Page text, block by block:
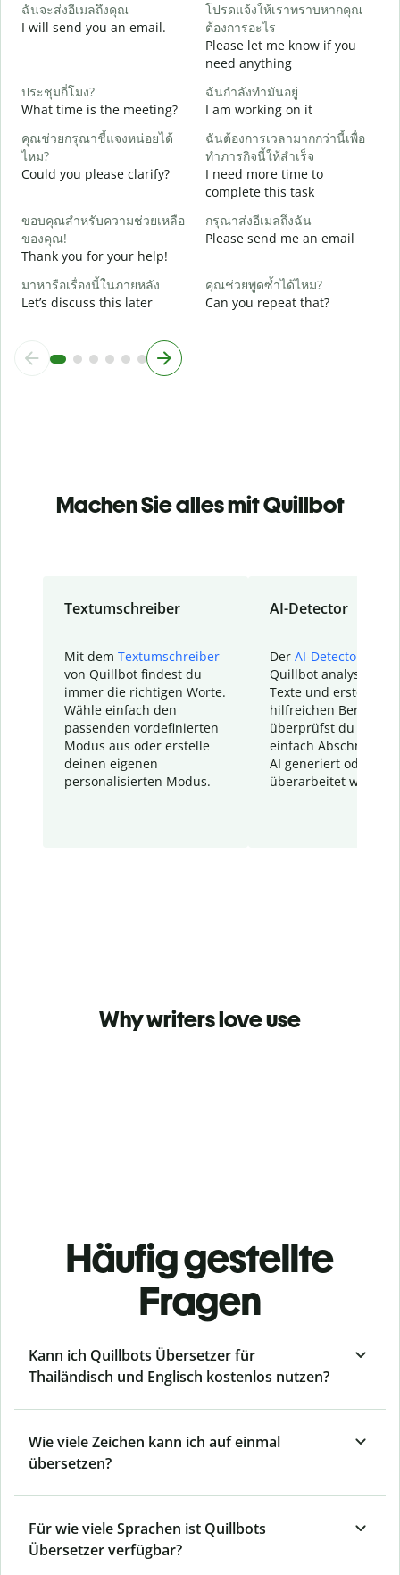
ฉันจะส่งอีเมลถึงคุณ
I will send you an email.
โปรดแจ้งให้เราทราบหากคุณ
ต้องการอะไร
Please let me know if you
need anything
ประชุมกี่โมง?
What time is the meeting?
ฉันกำลังทำมันอยู่
I am working on it
คุณช่วยกรุณาชี้แจงหน่อยได้
ไหม?
Could you please clarify?
ฉันต้องการเวลามากกว่านี้เพื่อ
ทำภารกิจนี้ให้สำเร็จ
I need more time to
complete this task
ขอบคุณสำหรับความช่วยเหลือ
ของคุณ!
Thank you for your help!
กรุณาส่งอีเมลถึงฉัน
Please send me an email
มาหารือเรื่องนี้ในภายหลัง
Let’s discuss this later
คุณช่วยพูดซ้ำได้ไหม?
Can you repeat that?
Machen Sie alles mit Quillbot
Textumschreiber
Mit dem Textumschreiber
von Quillbot findest du
immer die richtigen Worte.
Wähle einfach den
passenden vordefinierten
Modus aus oder erstelle
deinen eigenen
personalisierten Modus.
AI-Detector
Der AI-Detector
Quillbot analysiert
Texte und erstellt
hilfreichen Bericht.
überprüfst du
einfach Abschnitte,
AI generiert oder
überarbeitet wurden.
Why writers love use
Häufig gestellte
Fragen
Kann ich Quillbots Übersetzer für
Thailändisch und Englisch kostenlos nutzen?
Wie viele Zeichen kann ich auf einmal
übersetzen?
Für wie viele Sprachen ist Quillbots
Übersetzer verfügbar?